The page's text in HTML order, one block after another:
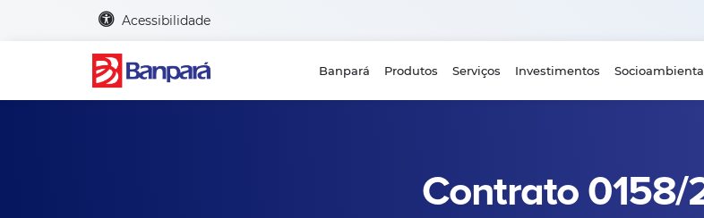
Acessibilidade
Banpará Produtos Serviços Investimentos
Contrato 0158/